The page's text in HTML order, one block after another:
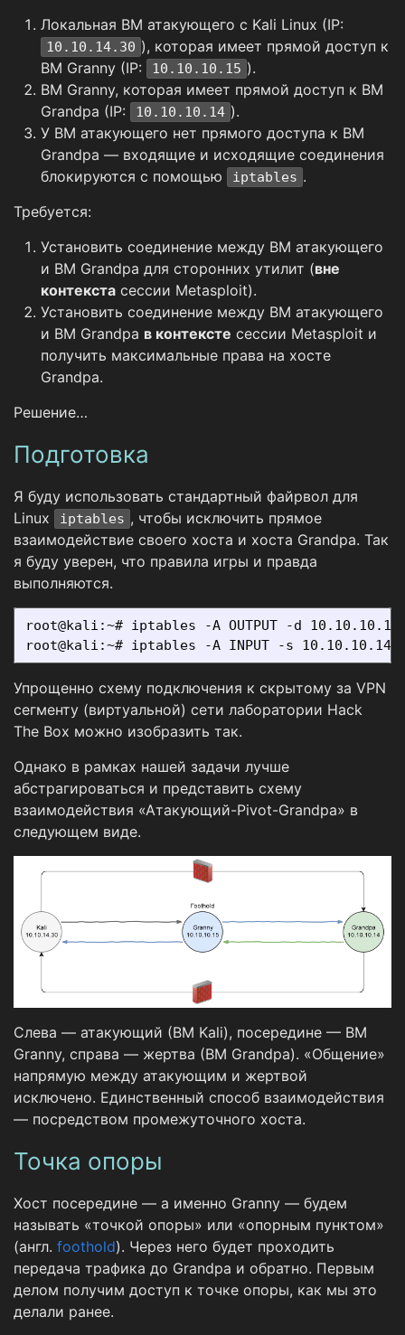
Локальная ВМ атакующего с Kali Linux (IP:
10.10.14.30 ), которая имеет прямой доступ к
ВМ Granny (IP:
10.10.10.15 ).
ВМ Granny, которая имеет прямой доступ к ВМ
Grandpa (IP:
10.10.10.14 ).
У ВМ атакующего нет прямого доступа к ВМ
Grandpa — входящие и исходящие соединения
блокируются с помощью
iptables .
Требуется:
Установить соединение между ВМ атакующего
и ВМ Grandpa для сторонних утилит (вне
контекста сессии Metasploit).
Установить соединение между ВМ атакующего
и ВМ Grandpa в контексте сессии Metasploit и
получить максимальные права на хосте
Grandpa.
Решение…
Подготовка
Я буду использовать стандартный файрвол для
Linux
iptables , чтобы исключить прямое
взаимодействие своего хоста и хоста Grandpa. Так
я буду уверен, что правила игры и правда
выполняются.
root@kali:~# iptables -A OUTPUT -d 10.10.10.14
Упрощенно схему подключения к скрытому за VPN
сегменту (виртуальной) сети лаборатории Hack
The Box можно изобразить так.
Однако в рамках нашей задачи лучше
абстрагироваться и представить схему
взаимодействия «Атакующий-Pivot-Grandpa» в
следующем виде.
Слева — атакующий (ВМ Kali), посередине — ВМ
Granny, справа — жертва (ВМ Grandpa). «Общение»
напрямую между атакующим и жертвой
исключено. Единственный способ взаимодействия
— посредством промежуточного хоста.
Точка опоры
Хост посередине — а именно Granny — будем
называть «точкой опоры» или «опорным пунктом»
(англ. foothold). Через него будет проходить
передача трафика до Grandpa и обратно. Первым
делом получим доступ к точке опоры, как мы это
делали ранее.